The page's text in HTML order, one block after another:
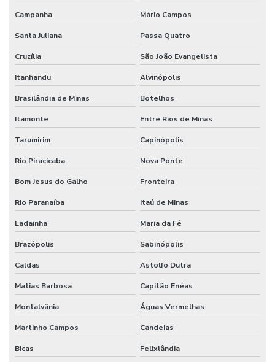
Campanha Mário Campos
Santa Juliana Passa Quatro
Cruzília São João Evangelista
Itanhandu Alvinópolis
Brasilândia de Minas Botelhos
Itamonte Entre Rios de Minas
Tarumirim Capinópolis
Rio Piracicaba Nova Ponte
Bom Jesus do Galho Fronteira
Rio Paranaíba Itaú de Minas
Ladainha Maria da Fé
Brazópolis Sabinópolis
Caldas Astolfo Dutra
Matias Barbosa Capitão Enéas
Montalvânia Águas Vermelhas
Martinho Campos Candeias
Bicas Felixlândia